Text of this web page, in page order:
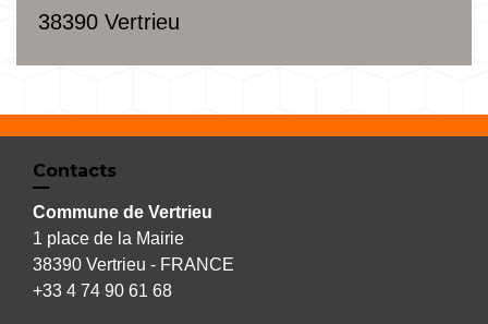
38390 Vertrieu
Contacts
Commune de Vertrieu
1 place de la Mairie
38390 Vertrieu - FRANCE
+33 4 74 90 61 68